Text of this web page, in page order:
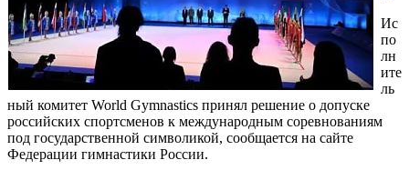
Ис
по
лн
ите
ль
ный комитет World Gymnastics принял решение о допуске
российских спортсменов к международным соревнованиям
под государственной символикой, сообщается на сайте
Федерации гимнастики России.